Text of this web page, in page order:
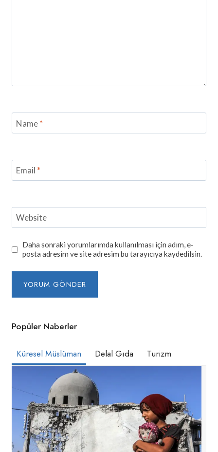
Name*
Email *
Website
Daha sonraki yorumlarımda kullanılması için adım, e-
posta adresim ve site adresim bu tarayıcıya kaydedilsin.
Popüler Naberler
Küresel Müslüman Delal Gıda Turizm